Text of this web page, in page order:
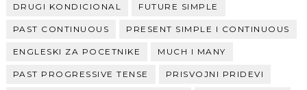
DRUGI KONDICIONAL FUTURE SIMPLE
PAST CONTINUOUS PRESENT SIMPLE I CONTINUOUS
ENGLESKI ZA POCETNIKE MUCH I MANY
PAST PROGRESSIVE TENSE PRISVOJNI PRIDEVI